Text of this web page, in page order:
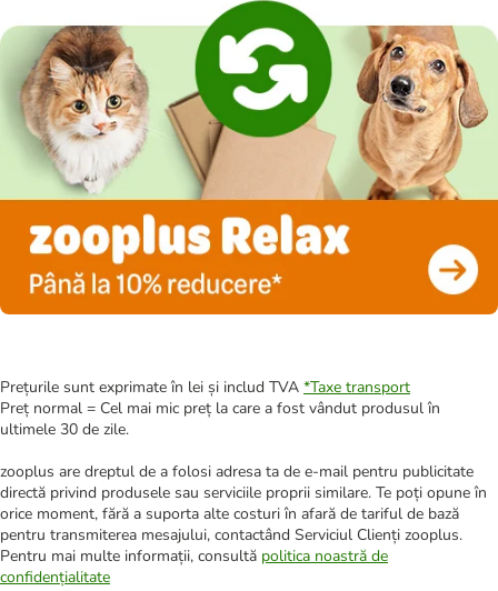
Prețurile sunt exprimate în lei și includ TVA *Taxe transport
Preț normal = Cel mai mic preț la care a fost vândut produsul în
ultimele 30 de zile.
zooplus are dreptul de a folosi adresa ta de e-mail pentru publicitate
directă privind produsele sau serviciile proprii similare. Te poți opune în
orice moment, fără a suporta alte costuri în afară de tariful de bază
pentru transmiterea mesajului, contactând Serviciul Clienți zooplus.
Pentru mai multe informații, consultă politica noastră de
confidențialitate